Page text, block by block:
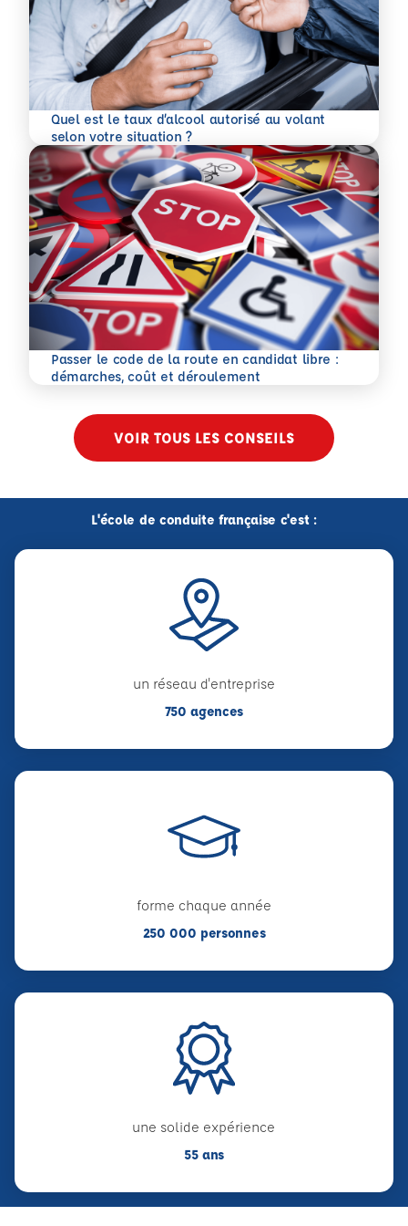
Quel est le taux d’alcool autorisé au volant
selon votre situation ?
En savoir plus
Passer le code de la route en candidat libre :
démarches, coût et déroulement
En savoir plus
VOIR TOUS LES CONSEILS
L'école de conduite française c'est :
un réseau d'entreprise
750 agences
forme chaque année
250 000 personnes
une solide expérience
55 ans